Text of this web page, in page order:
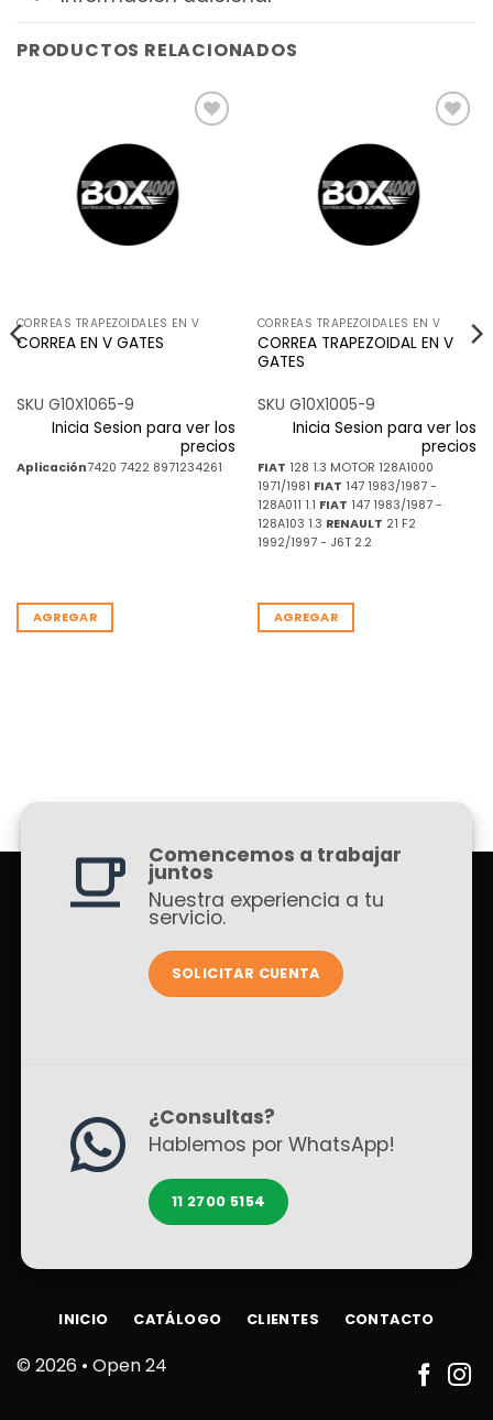
PRODUCTOS RELACIONADOS
deseos
CORREAS TRAPEZOIDALES EN V
CORREA EN V GATES
SKU G10X1065-9
Inicia Sesion para ver los
precios
Aplicación7420 7422 8971234261
AGREGAR
deseos
CORREAS TRAPEZOIDALES EN V
CORREA TRAPEZOIDAL EN V
GATES
SKU G10X1005-9
Inicia Sesion para ver los
precios
FIAT 128 1.3 MOTOR 128A1000
1971/1981 FIAT 147 1983/1987 -
128A011 1.1 FIAT 147 1983/1987 -
128A103 1.3 RENAULT 21 F2
1992/1997 - J6T 2.2
AGREGAR
Comencemos a trabajar
juntos
Nuestra experiencia a tu
servicio.
SOLICITAR CUENTA
¿Consultas?
Hablemos por WhatsApp!
11 2700 5154
© 2026 • Open 24
INICIO CATÁLOGO CLIENTES CONTACTO